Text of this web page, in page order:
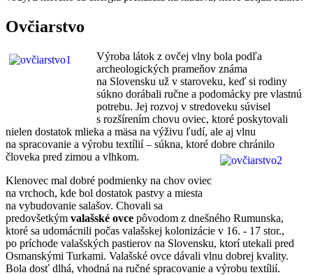
Ovčiarstvo
Výroba látok z ovčej vlny bola podľa
archeologických prameňov známa
na Slovensku už v staroveku, keď si rodiny
súkno dorábali ručne a podomácky pre vlastnú
potrebu. Jej rozvoj v stredoveku súvisel
s rozšírením chovu oviec, ktoré poskytovali
nielen dostatok mlieka a mäsa na výživu ľudí, ale aj vlnu
na spracovanie a výrobu textílií – súkna, ktoré dobre chránilo
človeka pred zimou a vlhkom.
Klenovec mal dobré podmienky na chov oviec
na vrchoch, kde bol dostatok pastvy a miesta
na vybudovanie salašov. Chovali sa
predovšetkým valašské ovce pôvodom z dnešného Rumunska,
ktoré sa udomácnili počas valašskej kolonizácie v 16. - 17 stor.,
po príchode valašských pastierov na Slovensku, ktorí utekali pred
Osmanskými Turkami. Valašské ovce dávali vlnu dobrej kvality.
Bola dosť dlhá, vhodná na ručné spracovanie a výrobu textílií.